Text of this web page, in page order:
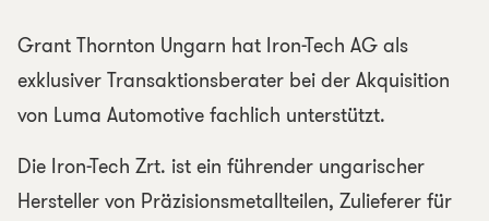
Grant Thornton Ungarn hat Iron-Tech AG als
exklusiver Transaktionsberater bei der Akquisition
von Luma Automotive fachlich unterstützt.
Die Iron-Tech Zrt. ist ein führender ungarischer
Hersteller von Präzisionsmetallteilen, Zulieferer für